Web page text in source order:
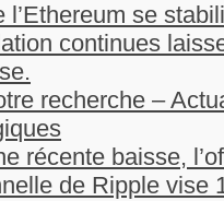
l’Ethereum se
continues
recherche –
récente baisse,
de Ripple vise